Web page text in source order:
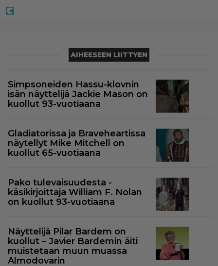
AIHEESEEN LIITTYEN
Simpsoneiden Hassu-klovnin
isän näyttelijä Jackie Mason on
kuollut 93-vuotiaana
Gladiatorissa ja Braveheartissa
näytellyt Mike Mitchell on
kuollut 65-vuotiaana
Pako tulevaisuudesta -
käsikirjoittaja William F. Nolan
on kuollut 93-vuotiaana
Näyttelijä Pilar Bardem on
kuollut – Javier Bardemin äiti
muistetaan muun muassa
Almodovarin